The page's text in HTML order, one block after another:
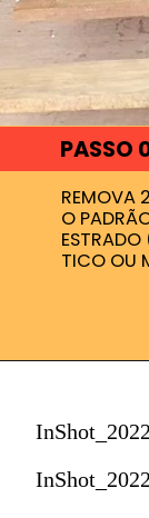
PASSO
REMOVA
O
TICO OU